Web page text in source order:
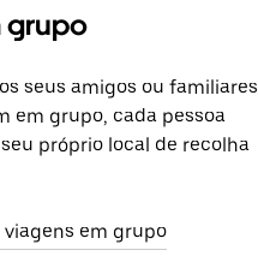
grupo
seus amigos ou familiares
em grupo, cada pessoa
próprio local de recolha
viagens em grupo